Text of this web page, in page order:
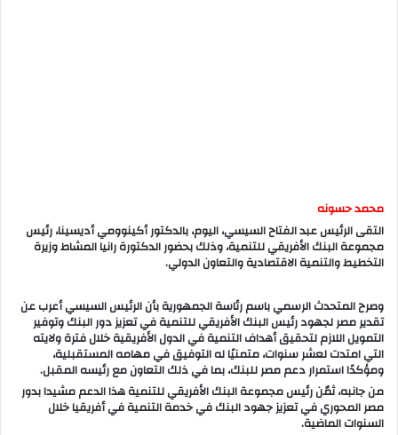
محمد حسونه
التقى الرئيس عبد الفتاح السيسي، اليوم، بالدكتور أكينوومي أديسينا، رئيس
مجموعة البنك الأفريقي للتنمية، وذلك بحضور الدكتورة رانيا المشاط وزيرة
التخطيط والتنمية الاقتصادية والتعاون الدولي.
وصرح المتحدث الرسمي باسم رئاسة الجمهورية بأن الرئيس السيسي أعرب عن
تقدير مصر لجهود رئيس البنك الأفريقي للتنمية في تعزيز دور البنك وتوفير
التمويل اللازم لتحقيق أهداف التنمية في الدول الأفريقية خلال فترة ولايته
التي امتدت لعشر سنوات، متمنيًا له التوفيق في مهامه المستقبلية،
ومؤكدًا استمرار دعم مصر للبنك، بما في ذلك التعاون مع رئيسه المقبل.
من جانبه، ثمّن رئيس مجموعة البنك الأفريقي للتنمية هذا الدعم مشيدا بدور
مصر المحوري في تعزيز جهود البنك في خدمة التنمية في أفريقيا خلال
السنوات الماضية.